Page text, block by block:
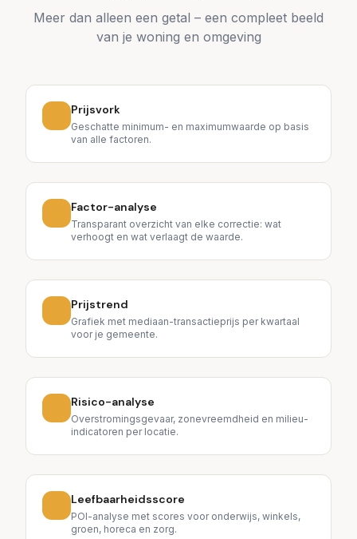
Meer dan alleen een getal – een compleet beeld
van je woning en omgeving
Prijsvork
Geschatte minimum- en maximumwaarde op basis
van alle factoren.
Factor-analyse
Transparant overzicht van elke correctie: wat
verhoogt en wat verlaagt de waarde.
Prijstrend
Grafiek met mediaan-transactieprijs per kwartaal
voor je gemeente.
Risico-analyse
Overstromingsgevaar, zonevreemdheid en milieu-
indicatoren per locatie.
Leefbaarheids­score
POI-analyse met scores voor onderwijs, winkels,
groen, horeca en zorg.